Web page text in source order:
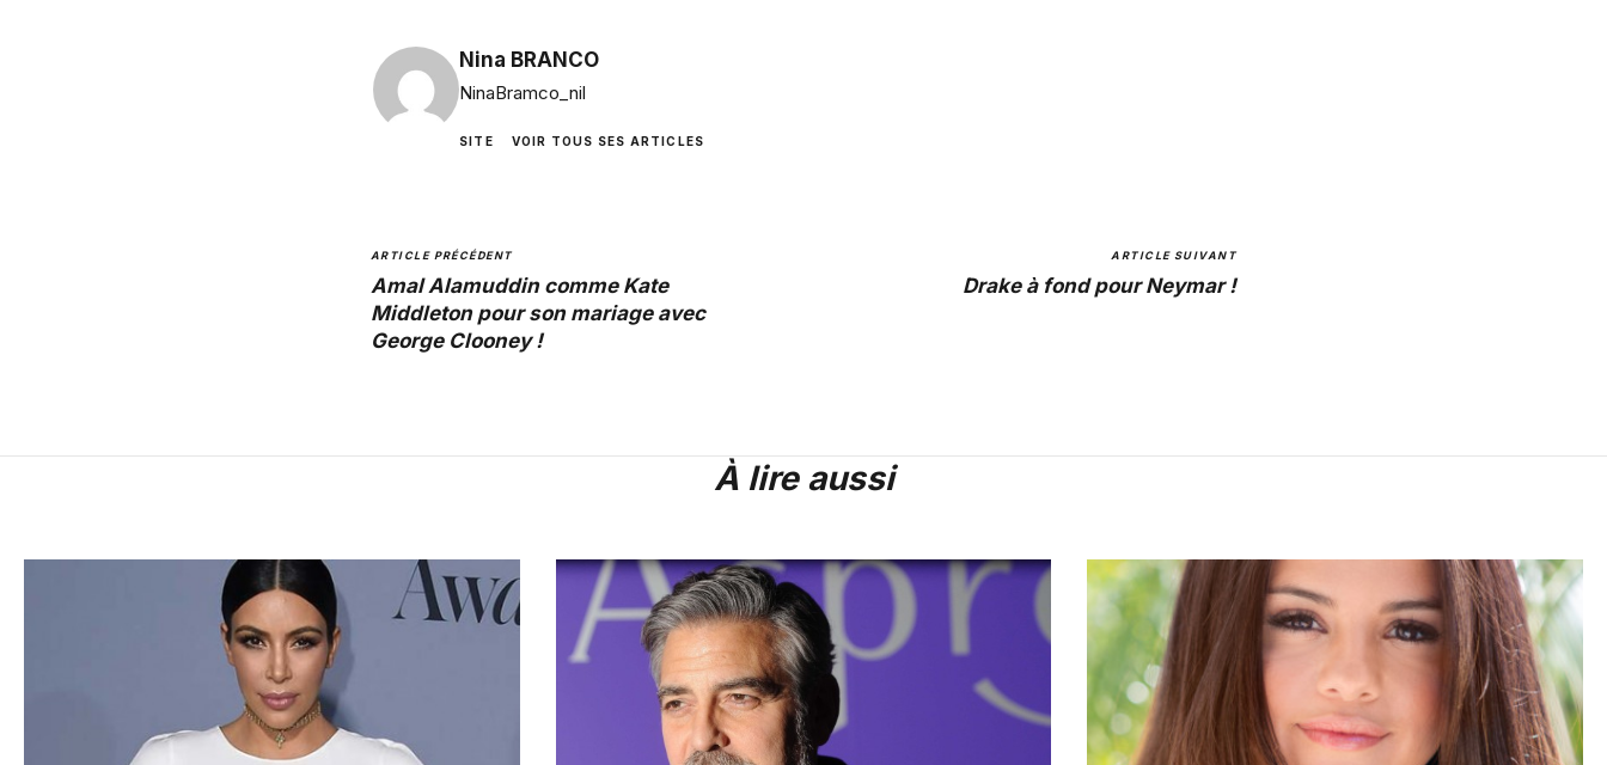
Nina BRANCO
NinaBramco_nil
SITE VOIR TOUS SES ARTICLES
ARTICLE PRÉCÉDENT
Amal Alamuddin comme Kate
Middleton pour son mariage avec
George Clooney !
ARTICLE SUIVANT
Drake à fond pour Neymar !
À lire aussi